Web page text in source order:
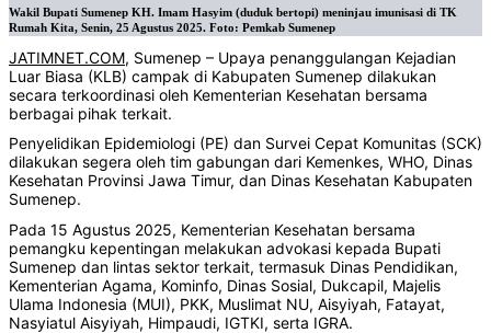
Wakil Bupati Sumenep KH. Imam Hasyim (duduk bertopi) meninjau imunisasi di TK
Rumah Kita, Senin, 25 Agustus 2025. Foto: Pemkab Sumenep
JATIMNET.COM, Sumenep – Upaya penanggulangan Kejadian
Luar Biasa (KLB) campak di Kabupaten Sumenep dilakukan
secara terkoordinasi oleh Kementerian Kesehatan bersama
berbagai pihak terkait.
Penyelidikan Epidemiologi (PE) dan Survei Cepat Komunitas (SCK)
dilakukan segera oleh tim gabungan dari Kemenkes, WHO, Dinas
Kesehatan Provinsi Jawa Timur, dan Dinas Kesehatan Kabupaten
Sumenep.
Pada 15 Agustus 2025, Kementerian Kesehatan bersama
pemangku kepentingan melakukan advokasi kepada Bupati
Sumenep dan lintas sektor terkait, termasuk Dinas Pendidikan,
Kementerian Agama, Kominfo, Dinas Sosial, Dukcapil, Majelis
Ulama Indonesia (MUI), PKK, Muslimat NU, Aisyiyah, Fatayat,
Nasyiatul Aisyiyah, Himpaudi, IGTKI, serta IGRA.